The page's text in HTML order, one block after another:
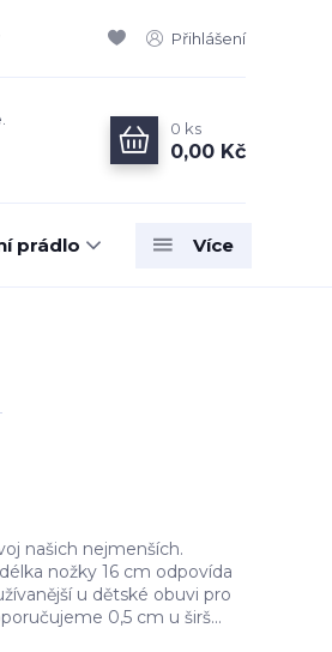
Přihlášení
0 ks
0,00 Kč
prádlo Více
našich nejmenších.
nožky 16 cm odpovída
u dětské obuvi pro
0,5 cm u širš...